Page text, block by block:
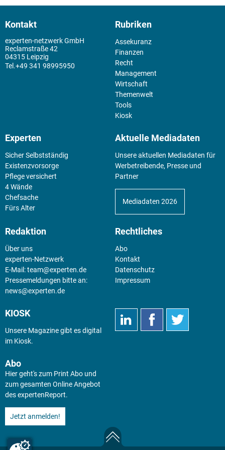
Kontakt
experten-netzwerk GmbH
Reclamstraße 42
04315 Leipzig
+49 341 98995950
Rubriken
Assekuranz
Finanzen
Recht
Management
Wirtschaft
Themenwelt
Tools
Kiosk
Experten
Sicher Selbstständig
Existenz­vorsorge
Pflege versichert
4 Wände
Chefsache
Fürs Alter
Aktuelle Mediadaten
Unsere aktuellen Mediadaten für
Werbetreibende, Presse und
Partner
Mediadaten 2026
Redaktion
Über uns
experten-Netzwerk
E-Mail:team@experten.de
Pressemeldungen bitte an:
news@experten.de
Rechtliches
Abo
Kontakt
Datenschutz
Impressum
KIOSK
Unsere Magazine gibt es digital
im Kiosk.
Abo
Hier geht's zum Print Abo und
zum gesamten Online Angebot
des expertenReport.
Jetzt anmelden!